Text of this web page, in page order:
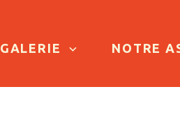
GALERIE NOTRE